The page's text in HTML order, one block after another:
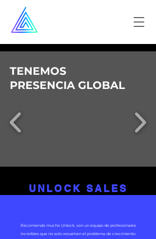
TENEMOS
PRESENCIA GLOBAL
UNLOCK SALES
Recomiendo mucho Unlock, son un equipo de profesionales
increíbles que no solo resuelven el problema de crecimiento